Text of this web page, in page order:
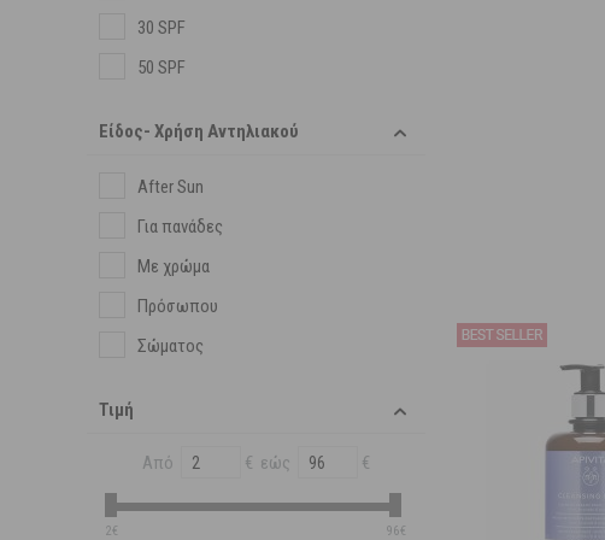
30 SPF
50 SPF
Είδος- Χρήση Αντηλιακού
After Sun
Για πανάδες
Με χρώμα
Πρόσωπου
Σώματος
Τιμή
Από € εώς €
2€ 96€